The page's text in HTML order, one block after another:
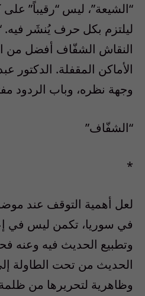
“الشيعة”، ليس “رقيباً” على
ليلتزم بكل حرف يُنشَر فيه.
النقاش الشفّاف أفضل من
الأماكن المقفلة. الدكتور
وجهة نظره، وباب الردود
“الشفّاف”
*
لعل أهمية التوقف عند
في سوريا، تكمن ليس في
وتطبيع الحديث فيه
الحديث من تحت الطاولة
وظاهرية لتحريرها من